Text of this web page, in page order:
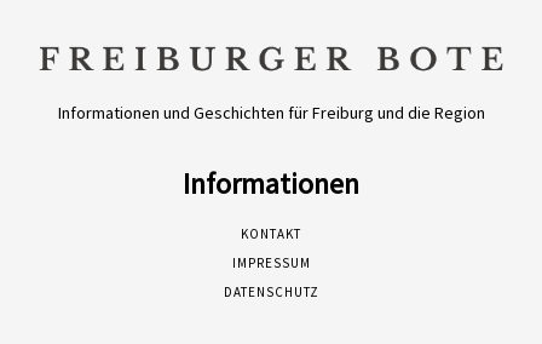
Informationen und Geschichten für Freiburg und die Region
Informationen
KONTAKT
IMPRESSUM
DATENSCHUTZ